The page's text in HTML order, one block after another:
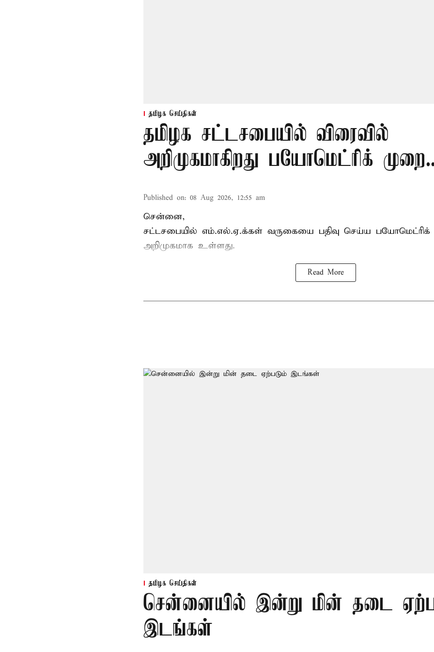
தமிழக செய்திகள்
தமிழக சட்டசபையில் விரைவில்
அறிமுகமாகிறது பயோமெட்ரிக்
Published on: 08 Aug 2026, 12:55 am
சென்னை,
சட்டசபையில் எம்.எல்.ஏ.க்கள் வருகையை பதிவு செய்ய பயோமெட்ரிக்
அறிமுகமாக உள்ளது.
Read More
தமிழக செய்திகள்
சென்னையில் இன்று மின் தடை
இடங்கள்